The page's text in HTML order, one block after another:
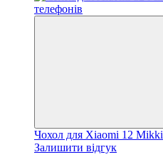
Чохол для Xiaomi 12 Mikki
Залишити відгук